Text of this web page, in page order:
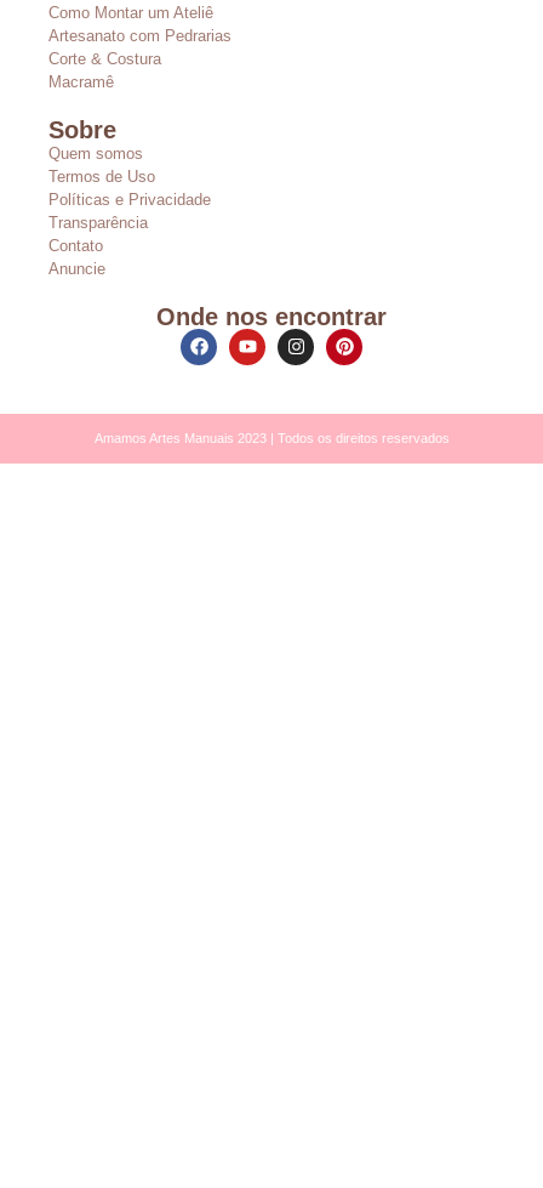
Como Montar um Ateliê
Artesanato com Pedrarias
Corte & Costura
Macramê
Sobre
Quem somos
Termos de Uso
Políticas e Privacidade
Transparência
Contato
Anuncie
Onde nos encontrar
Amamos Artes Manuais 2023 | Todos os direitos reservados